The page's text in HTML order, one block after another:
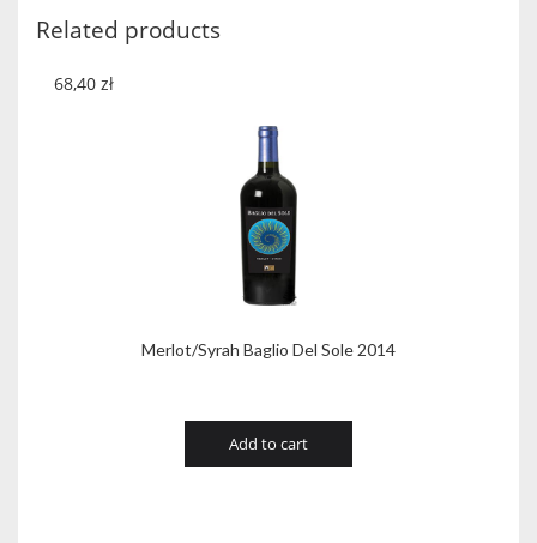
2018
quantity
Related products
Merlot/Syrah Baglio Del Sole 2014
68,40 zł
Add to cart